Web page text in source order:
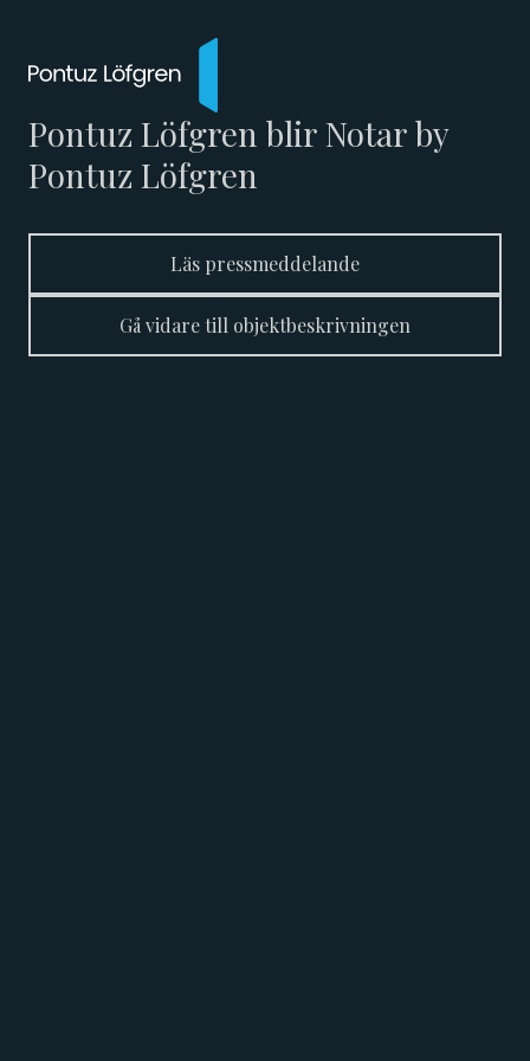
Pontuz Löfgren blir Notar by
Pontuz Löfgren
Läs pressmeddelande
Gå vidare till objektbeskrivningen